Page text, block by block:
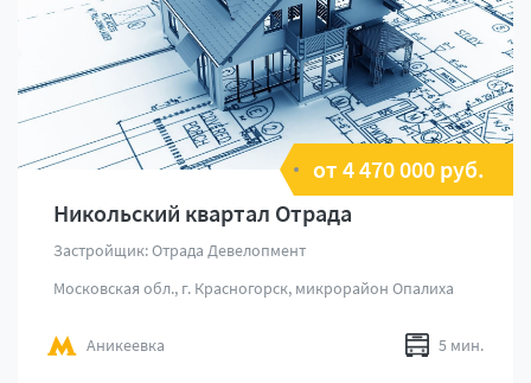
от 4 470 000 руб.
Никольский квартал Отрада
Застройщик: Отрада Девелопмент
Московская обл., г. Красногорск, микрорайон Опалиха
Аникеевка 5 мин.